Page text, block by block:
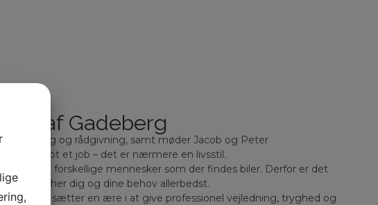
af Gadeberg
erfaring og rådgivning, samt møder Jacob og Peter
end blot et job – det er nærmere en livsstil.
mange forskellige mennesker som der findes biler. Derfor er det
der matcher dig og dine behov allerbedst.
Og vi sætter en ære i at give professionel vejledning, tryghed og